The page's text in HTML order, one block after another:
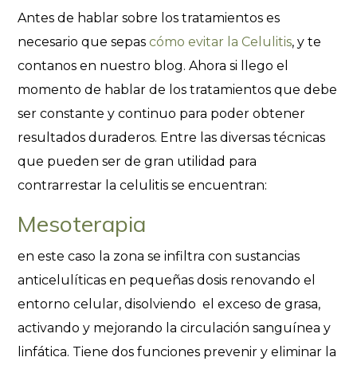
Antes de hablar sobre los tratamientos es
necesario que sepascómo evitar la Celulitis, y te
contanos en nuestro blog. Ahora si llego el
momento de hablar de los tratamientos que debe
ser constante y continuo para poder obtener
resultados duraderos. Entre las diversas técnicas
que pueden ser de gran utilidad para
contrarrestar la celulitis se encuentran:
Mesoterapia
en este caso la zona se infiltra con sustancias
anticelulíticas en pequeñas dosis renovando el
entorno celular, disolviendo el exceso de grasa,
activando y mejorando la circulación sanguínea y
linfática. Tiene dos funciones prevenir y eliminar la